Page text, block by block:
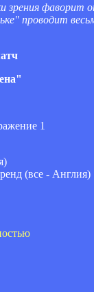
фаворит
проводит
(все - Англия)